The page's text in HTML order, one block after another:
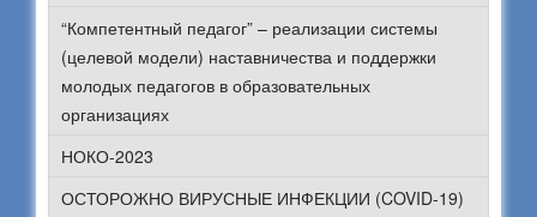
“Компетентный педагог” – реализации системы
(целевой модели) наставничества и поддержки
молодых педагогов в образовательных
организациях
НОКО-2023
ОСТОРОЖНО ВИРУСНЫЕ ИНФЕКЦИИ (COVID-19)